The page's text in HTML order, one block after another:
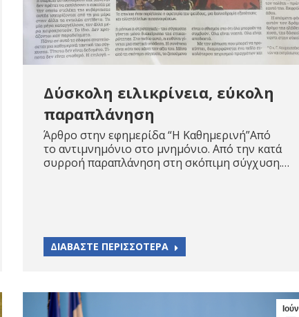
Δύσκολη ειλικρίνεια, εύκολη
παραπλάνηση
Άρθρο στην εφημερίδα “Η Καθημερινή”Από
το αντιμνημόνιο στο μνημόνιο. Από την κατά
συρροή παραπλάνηση στη σκόπιμη σύγχυση.…
ΔΙΑΒΑΣΤΕ ΠΕΡΙΣΣΟΤΕΡΑ
Ιούν